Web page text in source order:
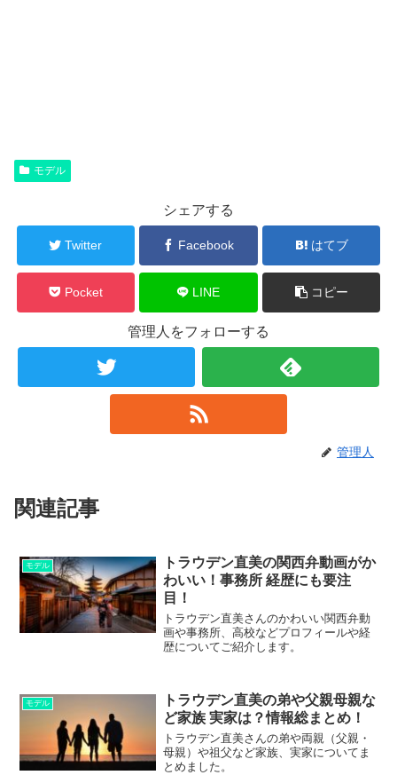
モデル
シェアする
Twitter Facebook はてブ
Pocket LINE コピー
管理人をフォローする
管理人
関連記事
モデル
トラウデン直美の関西弁動画がか
わいい！事務所 経歴にも要注
目！
トラウデン直美さんのかわいい関西弁動
画や事務所、高校などプロフィールや経
歴についてご紹介します。
モデル
トラウデン直美の弟や父親母親な
ど家族 実家は？情報総まとめ！
トラウデン直美さんの弟や両親（父親・
母親）や祖父など家族、実家についてま
とめました。